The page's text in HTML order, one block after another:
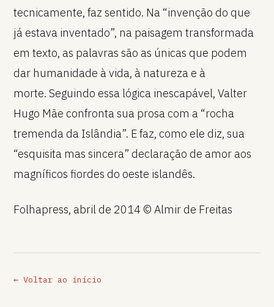
tecnicamente, faz sentido. Na “invenção do que
já estava inventado”, na paisagem transformada
em texto, as palavras são as únicas que podem
dar humanidade à vida, à natureza e à
morte. Seguindo essa lógica inescapável, Valter
Hugo Mãe confronta sua prosa com a “rocha
tremenda da Islândia”. E faz, como ele diz, sua
“esquisita mas sincera” declaração de amor aos
magníficos fiordes do oeste islandês.
Folhapress, abril de 2014 © Almir de Freitas
← Voltar ao início